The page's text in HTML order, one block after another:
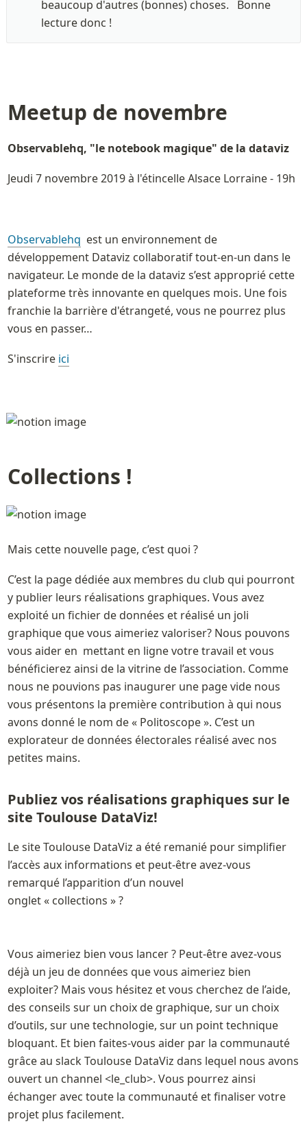
beaucoup d'autres (bonnes) choses.   Bonne
lecture donc !
Meetup de novembre
Observablehq, "le notebook magique" de la dataviz
Jeudi 7 novembre 2019 à l'étincelle Alsace Lorraine - 19h
Observablehq est un environnement de
développement Dataviz collaboratif tout-en-un dans le
navigateur. Le monde de la dataviz s’est approprié cette
plateforme très innovante en quelques mois. Une fois
franchie la barrière d'étrangeté, vous ne pourrez plus
vous en passer…
S'inscrire ici
Collections !
Mais cette nouvelle page, c’est quoi ?
C’est la page dédiée aux membres du club qui pourront
y publier leurs réalisations graphiques. Vous avez
exploité un fichier de données et réalisé un joli
graphique que vous aimeriez valoriser? Nous pouvons
vous aider en  mettant en ligne votre travail et vous
bénéficierez ainsi de la vitrine de l’association. Comme
nous ne pouvions pas inaugurer une page vide nous
vous présentons la première contribution à qui nous
avons donné le nom de « Politoscope ». C’est un
explorateur de données électorales réalisé avec nos
petites mains.
Publiez vos réalisations graphiques sur le
site Toulouse DataViz!
Le site Toulouse DataViz a été remanié pour simplifier
l’accès aux informations et peut-être avez-vous
remarqué l’apparition d’un nouvel
onglet « collections » ?
Vous aimeriez bien vous lancer ? Peut-être avez-vous
déjà un jeu de données que vous aimeriez bien
exploiter? Mais vous hésitez et vous cherchez de l’aide,
des conseils sur un choix de graphique, sur un choix
d’outils, sur une technologie, sur un point technique
bloquant. Et bien faites-vous aider par la communauté
grâce au slack Toulouse DataViz dans lequel nous avons
ouvert un channel <le_club>. Vous pourrez ainsi
échanger avec toute la communauté et finaliser votre
projet plus facilement.